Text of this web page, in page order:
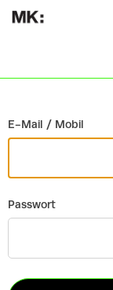
E-Mail / Mobil
Passwort